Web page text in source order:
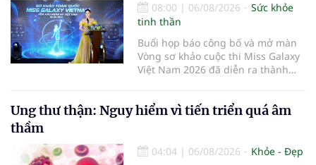
08:00 | 06/08/2026
Sức khỏe
tinh thần
Buổi họp báo công bố và mở màn
Vòng sơ khảo cuộc thi Miss Galaxy
Việt Nam 2026 đã diễn ra thành
sắc quy mô, khác biệt và tiên
lĩnh, Văn hóa và Công nghệ số
Ung thư thận: Nguy hiểm vì tiến triển quá âm
thầm
04:04 | 06/08/2026
Khỏe - Đẹp